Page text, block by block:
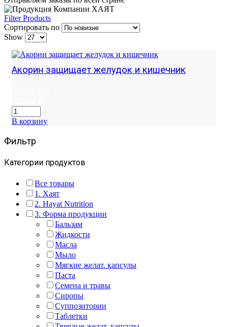
Filter Products
Сортировать по
Show
Акорин защищает желудок и кишечник
В корзину
Фильтр
Категории продуктов
Все товары
1. Хаят
2. Hayat Nutrition
3. Форма продукции
Бальзам
Жидкости
Масла
Мыло
Мягкие желат. капсулы
Паста
Семена и травы
Сиропы
Суппозитории
Таблетки